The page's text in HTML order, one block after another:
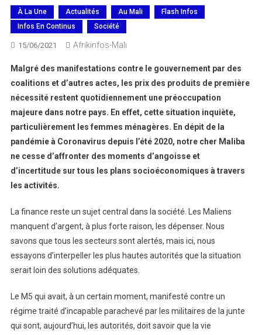
À La Une Actualités Au Mali
Flash Infos
Infos En Continus
Société
15/06/2021 Afrikinfos-Mali
Malgré des manifestations contre le gouvernement par des
coalitions et d’autres actes, les prix des produits de première
nécessité restent quotidiennement une préoccupation
majeure dans notre pays. En effet, cette situation inquiète,
particulièrement les femmes ménagères. En dépit de la
pandémie à Coronavirus depuis l’été 2020, notre cher Maliba
ne cesse d’affronter des moments d’angoisse et
d’incertitude sur tous les plans socioéconomiques à travers
les activités.
La finance reste un sujet central dans la société. Les Maliens
manquent d’argent, à plus forte raison, les dépenser. Nous
savons que tous les secteurs sont alertés, mais ici, nous
essayons d’interpeller les plus hautes autorités que la situation
serait loin des solutions adéquates.
Le M5 qui avait, à un certain moment, manifesté contre un
régime traité d’incapable parachevé par les militaires de la junte
qui sont, aujourd’hui, les autorités, doit savoir que la vie